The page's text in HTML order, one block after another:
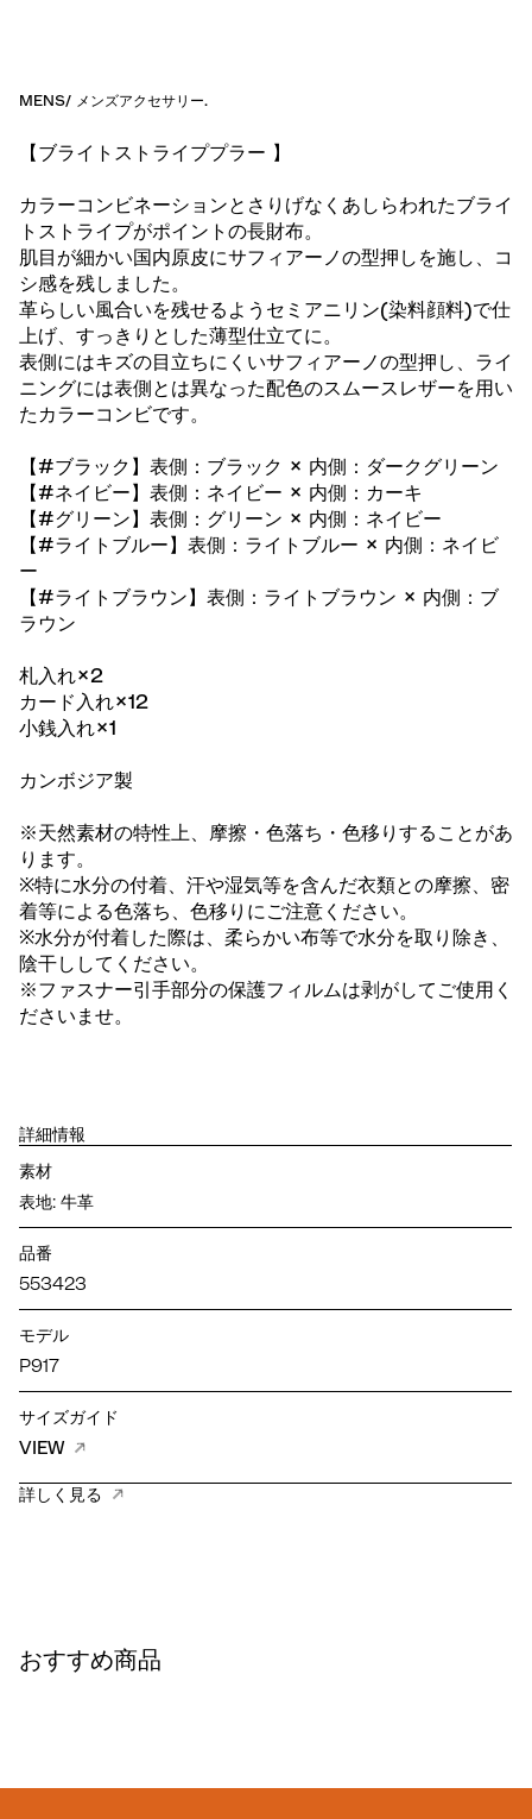
MENS/ メンズアクセサリー.
【ブライトストライププラー 】
カラーコンビネーションとさりげなくあしらわれたブライ
トストライプがポイントの長財布。
肌目が細かい国内原皮にサフィアーノの型押しを施し、コ
シ感を残しました。
革らしい風合いを残せるようセミアニリン(染料顔料)で仕
上げ、すっきりとした薄型仕立てに。
表側にはキズの目立ちにくいサフィアーノの型押し、ライ
ニングには表側とは異なった配色のスムースレザーを用い
たカラーコンビです。
【#ブラック】表側：ブラック × 内側：ダークグリーン
【#ネイビー】表側：ネイビー × 内側：カーキ
【#グリーン】表側：グリーン × 内側：ネイビー
【#ライトブルー】表側：ライトブルー × 内側：ネイビ
ー
【#ライトブラウン】表側：ライトブラウン × 内側：ブ
ラウン
札入れ×2
カード入れ×12
小銭入れ×1
カンボジア製
※天然素材の特性上、摩擦・色落ち・色移りすることがあ
ります。
※特に水分の付着、汗や湿気等を含んだ衣類との摩擦、密
着等による色落ち、色移りにご注意ください。
※水分が付着した際は、柔らかい布等で水分を取り除き、
陰干ししてください。
※ファスナー引手部分の保護フィルムは剥がしてご使用く
ださいませ。
詳細情報
素材
表地: 牛革
品番
553423
モデル
P917
サイズガイド
VIEW
詳しく見る
おすすめ商品